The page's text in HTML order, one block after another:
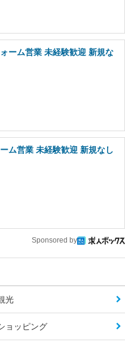
ーム営業 未経験歓迎 新規な
ム営業 未経験歓迎 新規なし
Sponsored by
光
ョッピング